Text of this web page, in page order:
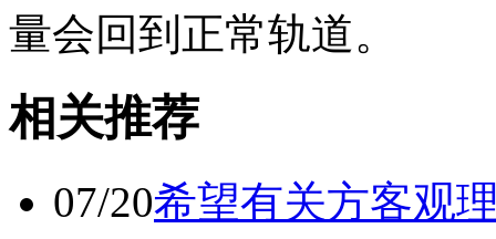
量会回到正常轨道。
相关推荐
07/20希望有关方客观